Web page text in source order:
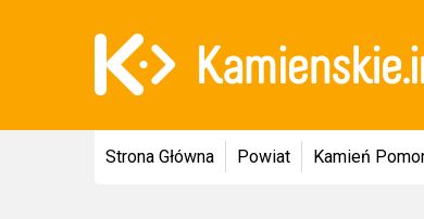
Strona Główna Powiat Kamień